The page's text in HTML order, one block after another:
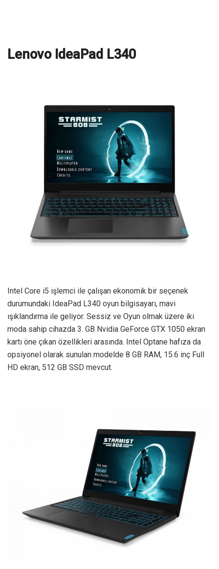
Lenovo IdeaPad L340
Intel Core i5 işlemci ile çalışan ekonomik bir seçenek
durumundaki IdeaPad L340 oyun bilgisayarı, mavi
ışıklandırma ile geliyor. Sessiz ve Oyun olmak üzere iki
moda sahip cihazda 3. GB Nvidia GeForce GTX 1050 ekran
kartı öne çıkan özellikleri arasında. Intel Optane hafıza da
opsiyonel olarak sunulan modelde 8 GB RAM, 15.6 inç Full
HD ekran, 512 GB SSD mevcut.